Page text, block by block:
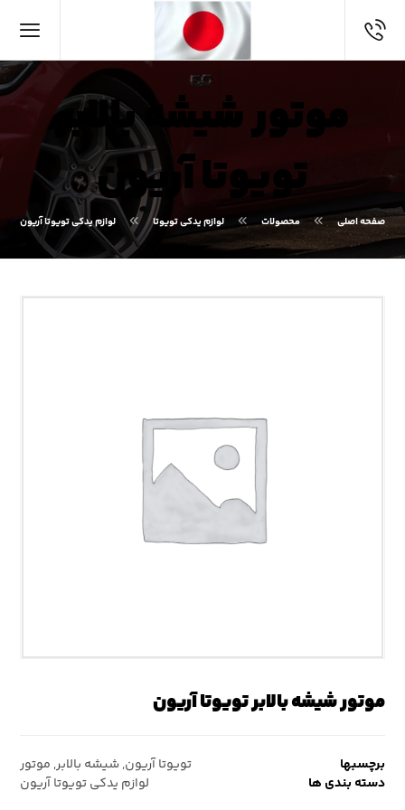
موتور شیشه بالابر
تویوتا آریون
صفحه اصلی محصولات لوازم یدکی تویوتا لوازم یدکی تویوتا آریون
موتور شیشه بالابر تویوتا آریون
برچسبها تویوتا آریون,شیشه بالابر, موتور
دسته بندی ها
لوازم یدکی تویوتا آریون